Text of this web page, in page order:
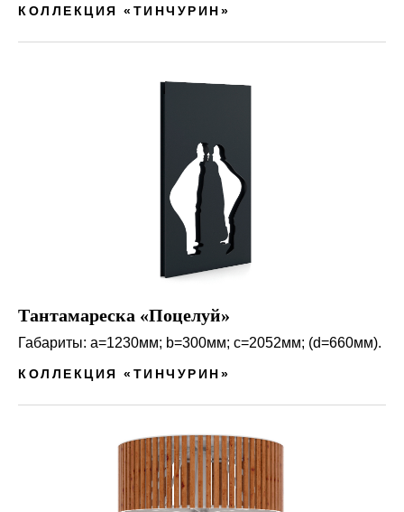
КОЛЛЕКЦИЯ «ТИНЧУРИН»
Тантамареска «Поцелуй»
Габариты: a=1230мм; b=300мм; c=2052мм; (d=660мм).
КОЛЛЕКЦИЯ «ТИНЧУРИН»